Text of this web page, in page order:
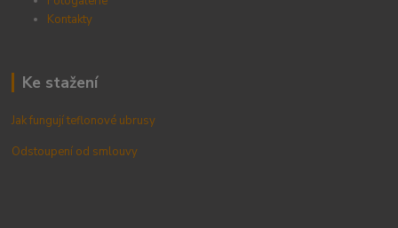
Kontakty
Ke stažení
Jak fungují teflonové ubrusy
Odstoupení od smlouvy